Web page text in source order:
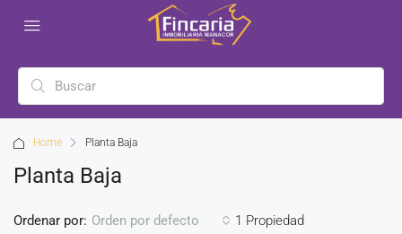
Home Planta Baja
Planta Baja
1 Propiedad
Ordenar por: Orden por defecto